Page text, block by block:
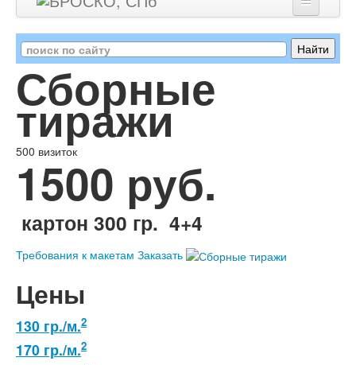
Главная
Цены
Сборные
тиражи
500 визиток
1500 руб.
картон 300 гр. 4+4
Требования к макетам Заказать
Цены
130 гр./м.2
170 гр./м.2